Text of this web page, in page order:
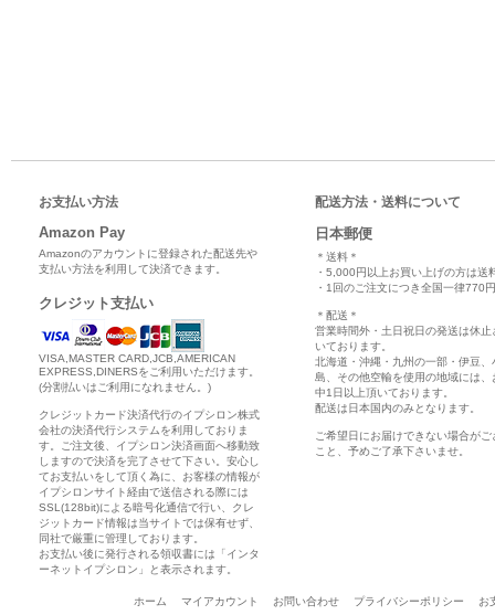
お支払い方法
Amazon Pay
Amazonのアカウントに登録された配送先や
支払い方法を利用して決済できます。
クレジット支払い
VISA,MASTER CARD,JCB,AMERICAN
EXPRESS,DINERSをご利用いただけます。
(分割払いはご利用になれません。)
クレジットカード決済代行のイプシロン株式
会社の決済代行システムを利用しておりま
す。ご注文後、イプシロン決済画面へ移動致
しますので決済を完了させて下さい。安心し
てお支払いをして頂く為に、お客様の情報が
イプシロンサイト経由で送信される際には
SSL(128bit)による暗号化通信で行い、クレ
ジットカード情報は当サイトでは保有せず、
同社で厳重に管理しております。
お支払い後に発行される領収書には「インタ
ーネットイプシロン」と表示されます。
配送方法・送料について
日本郵便
＊送料＊
・5,000円以上お買い上げの方は送
・1回のご注文につき全国一律770
＊配送＊
営業時間外・土日祝日の発送は休止
いております。
北海道・沖縄・九州の一部・伊豆、
島、その他空輸を使用の地域には、
中1日以上頂いております。
配送は日本国内のみとなります。
ご希望日にお届けできない場合がご
こと、予めご了承下さいませ。
ホーム マイアカウント お問い合わせ プライバシーポリシー お